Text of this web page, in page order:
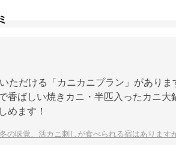
ただける「カニカニプラン」がありま
香ばしい焼きカニ・半匹入ったカニ大
めます！
の味覚、活カニ刺しが食べられる宿はあります